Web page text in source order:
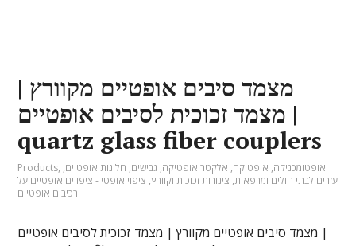
מצמד סיבים אופטיים מקוורץ |
מצמד זכוכית לסיבים אופטיים |
quartz glass fiber couplers
Products, אופטומכניקה, אופטיקה, אלקטרואופטיקה, גבישים, חלונות אופטיים,
עזרים לבתי חולים ומרפאות, צינורות זכוכית וקוורץ, ציפוי אופטי - ציפויים אופטיים על
רכיבים אופטיים
מצמד סיבים אופטיים מקוורץ | מצמד זכוכית לסיבים אופטיים |